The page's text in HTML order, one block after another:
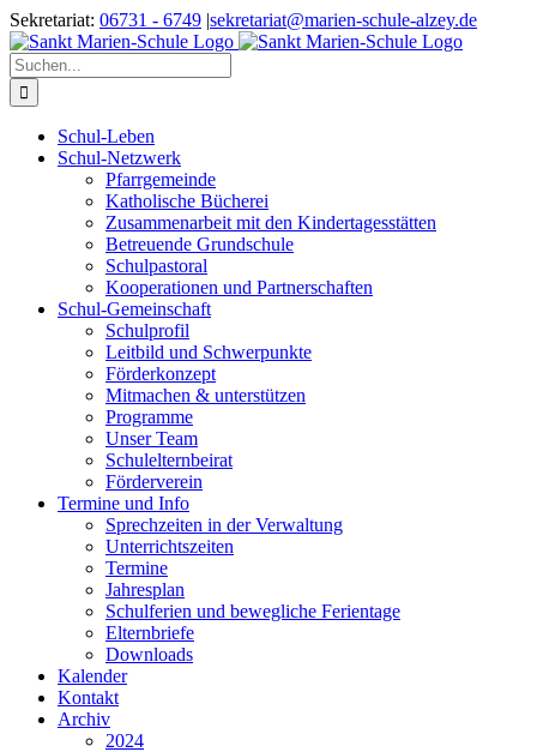
Zum
Inhalt
springen
Sekretariat: 06731 - 6749 |sekretariat@marien-schule-alzey.de
Suche
nach:
Schul-Leben
Schul-Netzwerk
Pfarrgemeinde
Katholische Bücherei
Zusammenarbeit mit den Kindertagesstätten
Betreuende Grundschule
Schulpastoral
Kooperationen und Partnerschaften
Schul-Gemeinschaft
Schulprofil
Leitbild und Schwerpunkte
Förderkonzept
Mitmachen & unterstützen
Programme
Unser Team
Schulelternbeirat
Förderverein
Termine und Info
Sprechzeiten in der Verwaltung
Unterrichtszeiten
Termine
Jahresplan
Schulferien und bewegliche Ferientage
Elternbriefe
Downloads
Kalender
Kontakt
Archiv
2024